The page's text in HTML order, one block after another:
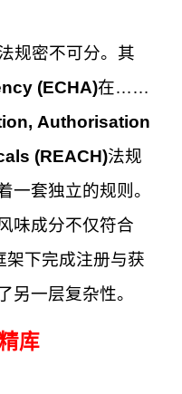
规密不可分。其
(ECHA)在……
Authorisation
(REACH)法规
一套独立的规则。
味成分不仅符合
下完成注册与获
另一层复杂性。
库